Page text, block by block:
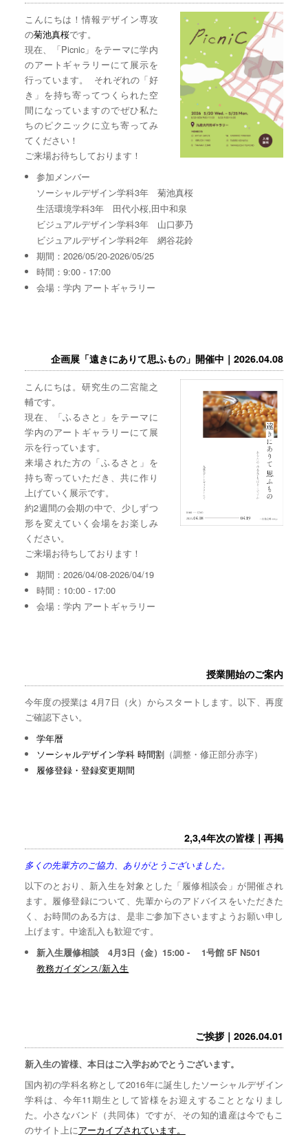
こんにちは！情報デザイン専攻
の菊池真桜です。
現在、「Picnic」をテーマに学内
のアートギャラリーにて展示を
行っています。 それぞれの「好
き」を持ち寄ってつくられた空
間になっていますのでぜひ私た
ちのピクニックに立ち寄ってみ
てください！
ご来場お待ちしております！
参加メンバー
ソーシャルデザイン学科3年 菊池真桜
生活環境学科3年 田代小桜,田中和泉
ビジュアルデザイン学科3年 山口夢乃
ビジュアルデザイン学科2年 網谷花鈴
期間：2026/05/20-2026/05/25
時間：9:00 - 17:00
会場：学内 アートギャラリー
企画展「遠きにありて思ふもの」開催中｜2026.04.08
こんにちは。研究生の二宮龍之
輔です。
現在、「ふるさと」をテーマに
学内のアートギャラリーにて展
示を行っています。
来場された方の「ふるさと」を
持ち寄っていただき、共に作り
上げていく展示です。
約2週間の会期の中で、少しずつ
形を変えていく会場をお楽しみ
ください。
ご来場お待ちしております！
期間：2026/04/08-2026/04/19
時間：10:00 - 17:00
会場：学内 アートギャラリー
授業開始のご案内
今年度の授業は 4月7日（火）からスタートします。以下、再度
ご確認下さい。
学年暦
ソーシャルデザイン学科 時間割 （調整・修正部分赤字）
履修登録・登録変更期間
2,3,4年次の皆様｜再掲
多くの先輩方のご協力、ありがとうございました。
以下のとおり、新入生を対象とした「履修相談会」が開催され
ます。履修登録について、先輩からのアドバイスをいただきた
く、お時間のある方は、是非ご参加下さいますようお願い申し
上げます。中途乱入も歓迎です。
新入生履修相談 4月3日（金）15:00 - 1号館 5F N501
教務ガイダンス/新入生
ご挨拶｜2026.04.01
新入生の皆様、本日はご入学おめでとうございます。
国内初の学科名称として2016年に誕生したソーシャルデザイン
学科は、今年11期生として皆様をお迎えすることとなりまし
た。小さなバンド（共同体）ですが、その知的遺産は今でもこ
のサイト上にアーカイブされています。